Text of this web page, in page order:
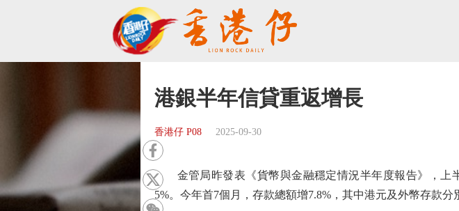
港銀半年信貸重返增長
香港仔 P08 2025-09-30
金管局昨發表《貨幣與金融穩定情況半年度報告》，上
5%。今年首7個月，存款總額增7.8%，其中港元及外幣存款分